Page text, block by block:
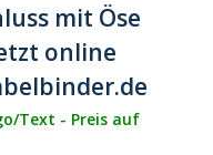
mit Öse
online
Text - Preis auf